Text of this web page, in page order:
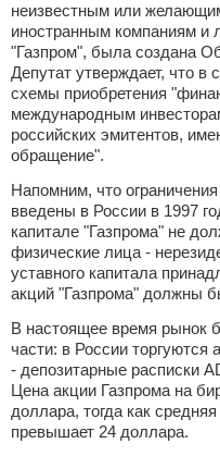
неизвестным или
иностранным компаниям
"Газпром", была создана
Депутат утверждает, что в
схемы приобретения
международным
российских эмитентов,
обращение".
Напомним, что
введены в России в 1997
капитале "Газпрома" не
физические лица -
уставного капитала
акций "Газпрома" должны
В настоящее время рынок
части: в России торгуются
- депозитарные расписки
Цена акции Газпрома на
доллара, тогда как
превышает 24 доллара.